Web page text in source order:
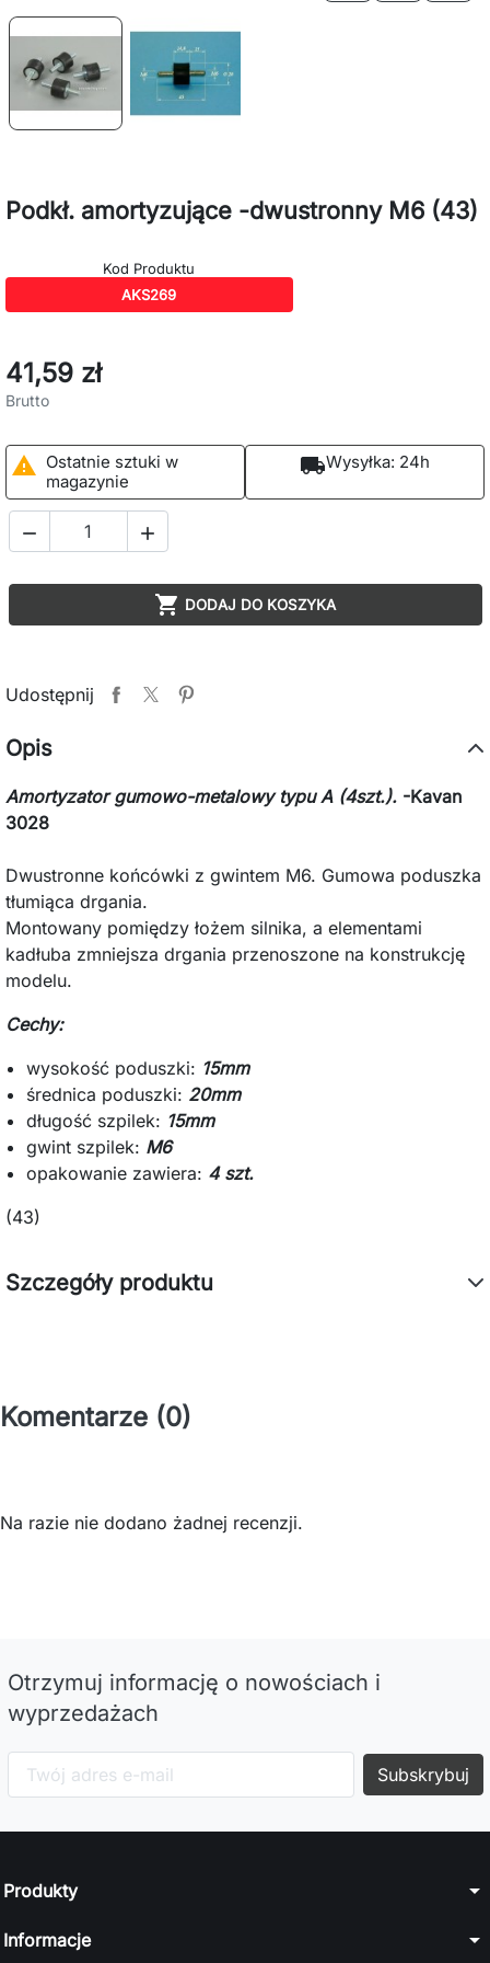
Podkł. amortyzujące -dwustronny M6 (43)
Kod Produktu
AKS269
41,59 zł
Brutto

Ostatnie sztuki w
magazynie
local_shippingWysyłka: 24h
 
 DODAJ DO KOSZYKA
Udostępnij
Opis
Amortyzator gumowo-metalowy typu A (4szt.). -Kavan
3028
Dwustronne końcówki z gwintem M6. Gumowa poduszka
tłumiąca drgania.
Montowany pomiędzy łożem silnika, a elementami
kadłuba zmniejsza drgania przenoszone na konstrukcję
modelu.
Cechy:
wysokość poduszki: 15mm
średnica poduszki: 20mm
długość szpilek: 15mm
gwint szpilek: M6
opakowanie zawiera: 4 szt.
(43)
Szczegóły produktu
Komentarze (0)
Na razie nie dodano żadnej recenzji.
Otrzymuj informację o nowościach i
wyprzedażach
Produkty arrow_drop_down
Informacje arrow_drop_down